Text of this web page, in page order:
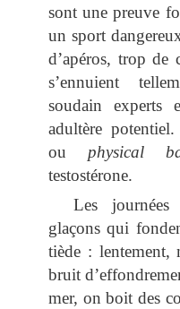
sont une preuve
un sport
d’apéros, trop de
s’ennuient
soudain experts
adultère
ou physical
testostérone.
Les journées
glaçons qui
tiède : lentement,
bruit
mer, on boit des